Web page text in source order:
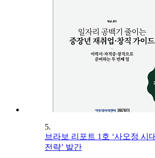
5.
브라보 리포트 1호 ‘사오정 시
전략’ 발간